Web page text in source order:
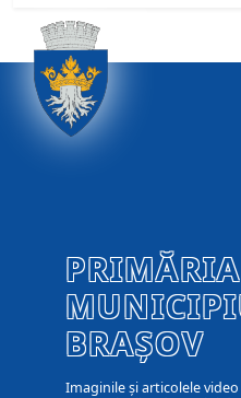
PRIMĂRIA
BRAȘOV
Imaginile și articolele